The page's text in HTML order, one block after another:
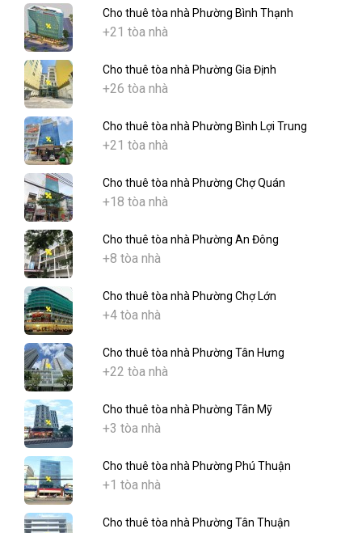
Cho thuê tòa nhà Phường Bình Thạnh
+21 tòa nhà
Cho thuê tòa nhà Phường Gia Định
+26 tòa nhà
Cho thuê tòa nhà Phường Bình Lợi Trung
+21 tòa nhà
Cho thuê tòa nhà Phường Chợ Quán
+18 tòa nhà
Cho thuê tòa nhà Phường An Đông
+8 tòa nhà
Cho thuê tòa nhà Phường Chợ Lớn
+4 tòa nhà
Cho thuê tòa nhà Phường Tân Hưng
+22 tòa nhà
Cho thuê tòa nhà Phường Tân Mỹ
+3 tòa nhà
Cho thuê tòa nhà Phường Phú Thuận
+1 tòa nhà
Cho thuê tòa nhà Phường Tân Thuận